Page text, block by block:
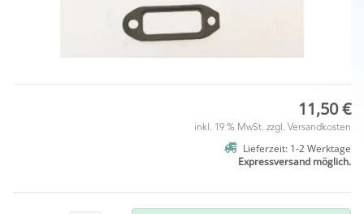
11,50 €
inkl. 19 % MwSt. zzgl. Versandkosten
Lieferzeit: 1-2 Werktage
Expressversand möglich.